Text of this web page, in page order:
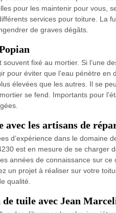
pour les maintenir pour vous,
services pour toiture. La
de graves dégâts.
fixé au mortier. Si l’une
pour éviter que l’eau pénètre
élevées que les autres. Il se
se fend. Importants pour
les artisans de
d’expérience dans le domaine
est en mesure de se charger
années de connaissance sur
un projet à réaliser sur votre
qualité.
tuile avec Jean